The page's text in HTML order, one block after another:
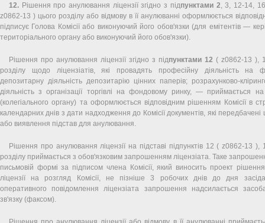
12. Рішення про анулювання ліцензії згідно з підпунктами 2, 3, 12-14,
z0862-13 ) цього розділу або відмову в її анулюванні оформлюється
підписує Голова Комісії або виконуючий його обов'язки (для емітентів —
територіального органу або виконуючий його обов'язки).
Рішення про анулювання ліцензії згідно з підпунктами 12 ( z0862-13 ),
розділу щодо ліцензіатів, які провадять професійну діяльність на
депозитарну діяльність депозитарію цінних паперів; розрахунково-
діяльність з організації торгівлі на фондовому ринку, — приймається на
(колегіального органу) та оформлюється відповідним рішенням Комісії в
календарних днів з дати надходження до Комісії документів, які
або виявлення підстав для анулювання.
Рішення про анулювання ліцензії на підставі підпунктів 12 ( z0862-13 ),
розділу приймається з обов'язковим запрошенням ліцензіата. Таке
письмовій формі за підписом члена Комісії, який виносить проект
ліцензії на розгляд Комісії, не пізніше 3 робочих днів до дня
оперативного повідомлення ліцензіата запрошення надсилається
зв'язку (факсом).